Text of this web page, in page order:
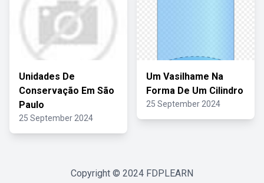
Unidades De
Conservação Em São
Paulo
25 September 2024
Um Vasilhame Na
Forma De Um Cilindro
25 September 2024
Copyright © 2024 FDPLEARN